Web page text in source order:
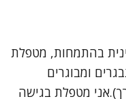
בהתמחות, מטפלת
ומבוגרים
מטפלת בגישה